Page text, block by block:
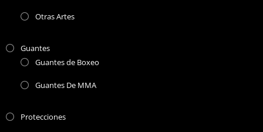
Otras Artes
Guantes
Guantes de Boxeo
Guantes De MMA
Protecciones